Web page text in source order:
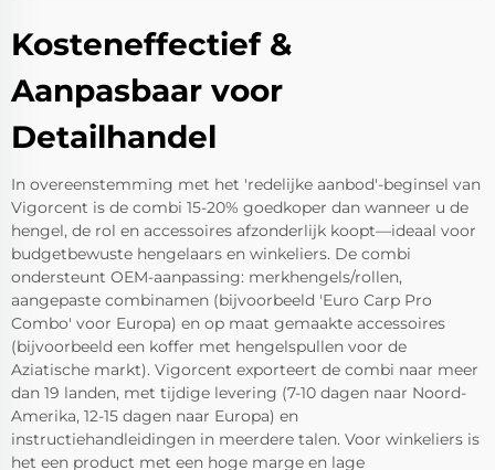
Kosteneffectief &
Aanpasbaar voor
Detailhandel
In overeenstemming met het 'redelijke aanbod'-beginsel van
Vigorcent is de combi 15-20% goedkoper dan wanneer u de
hengel, de rol en accessoires afzonderlijk koopt—ideaal voor
budgetbewuste hengelaars en winkeliers. De combi
ondersteunt OEM-aanpassing: merkhengels/rollen,
aangepaste combinamen (bijvoorbeeld 'Euro Carp Pro
Combo' voor Europa) en op maat gemaakte accessoires
(bijvoorbeeld een koffer met hengelspullen voor de
Aziatische markt). Vigorcent exporteert de combi naar meer
dan 19 landen, met tijdige levering (7-10 dagen naar Noord-
Amerika, 12-15 dagen naar Europa) en
instructiehandleidingen in meerdere talen. Voor winkeliers is
het een product met een hoge marge en lage